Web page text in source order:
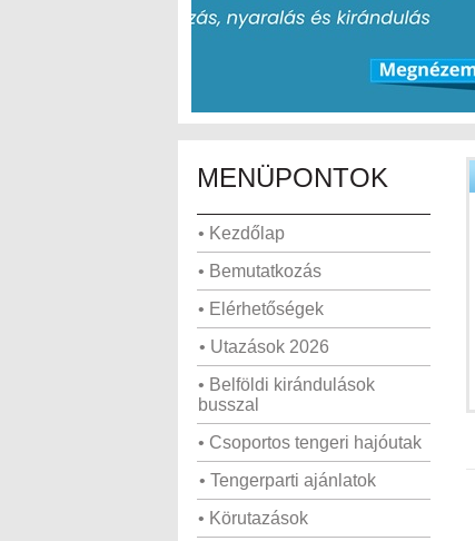
MENÜPONTOK
• Kezdőlap
• Bemutatkozás
• Elérhetőségek
• Utazások 2026
• Belföldi kirándulások
busszal
• Csoportos tengeri hajóutak
• Tengerparti ajánlatok
• Körutazások